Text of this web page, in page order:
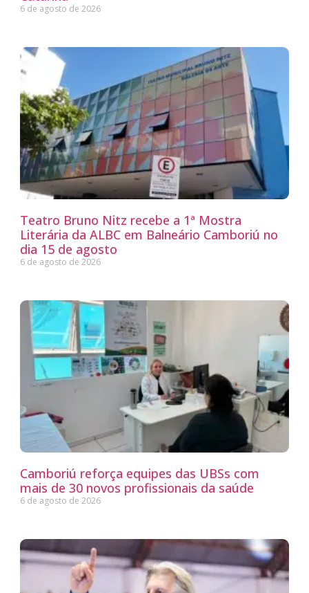
6 de agosto de 2026
Teatro Bruno Nitz recebe a 1ª Mostra
Literária da ALBC em Balneário Camboriú no
dia 15 de agosto
6 de agosto de 2026
Camboriú reforça equipes das UBSs com
mais de 30 novos profissionais da saúde
6 de agosto de 2026